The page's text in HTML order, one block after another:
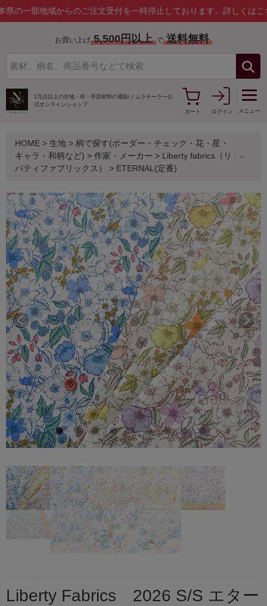
域からのご注文受付を一時停止しております。詳しくはこちら
お買い上げ 5,500円以上 で 送料無料
1万点以上の生地・布・手芸材料の通販/ ノムラテーラー公
式オンラインショップ
カート
ログイン メニュー
HOME > 生地 > 柄で探す(ボーダー・チェック・花・星・
キャラ・和柄など) > 作家・メーカー > Liberty fabrics（リ
バティファブリックス）
> ETERNAL(定番)
前へ 次へ
Liberty Fabrics 2026 S/S エター